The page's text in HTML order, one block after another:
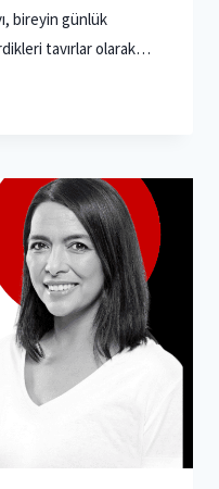
bireyin günlük
tavırlar olarak…